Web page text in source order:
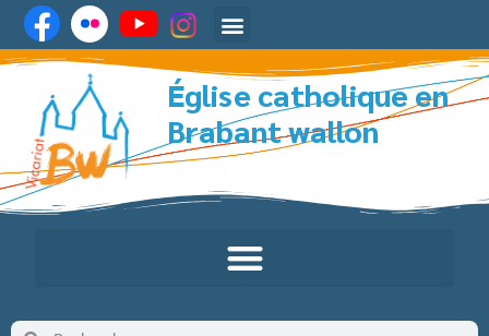
Église catholique en
Brabant wallon